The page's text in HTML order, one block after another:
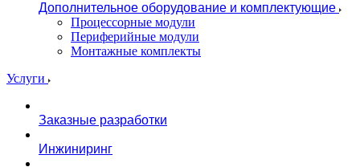
Дополнительное оборудование и комплектующие
Процессорные модули
Периферийные модули
Монтажные комплекты
Услуги
Заказные разработки
Инжиниринг